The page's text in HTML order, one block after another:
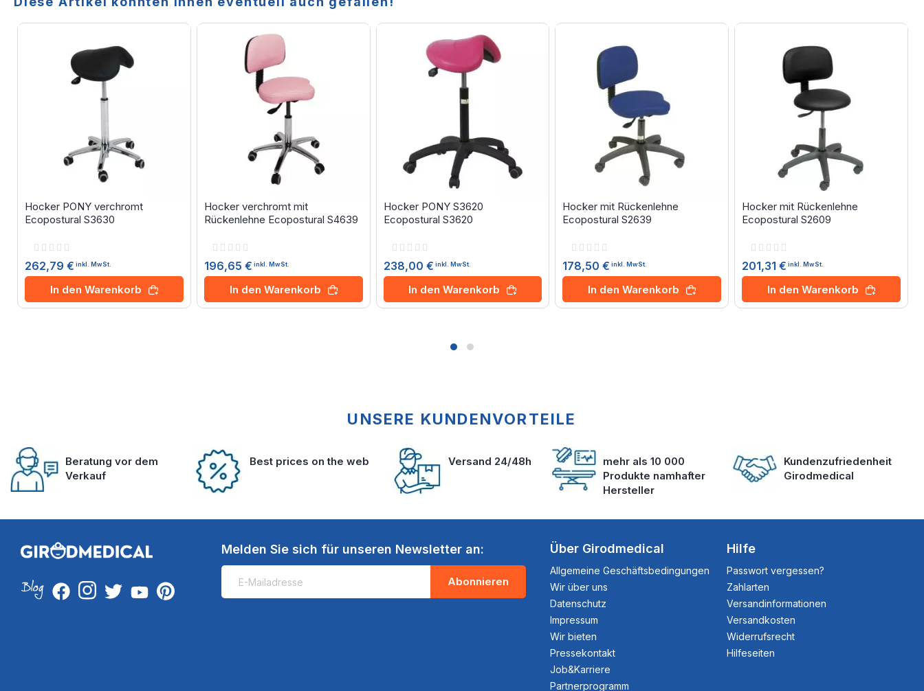
Hocker PONY verchromt
Ecopostural S3630
Rating:
262,79 € inkl. MwSt.
In den Warenkorb
Hocker verchromt mit
Rückenlehne Ecopostural S4639
Rating:
196,65 € inkl. MwSt.
In den Warenkorb
Hocker PONY S3620
Ecopostural S3620
Rating:
238,00 € inkl. MwSt.
In den Warenkorb
Hocker mit Rückenlehne
Ecopostural S2639
Rating:
178,50 € inkl. MwSt.
In den Warenkorb
Hocker mit Rückenlehne
Ecopostural S2609
Rating:
201,31 € inkl. MwSt.
In den Warenkorb
UNSERE KUNDENVORTEILE
Beratung vor dem
Verkauf
Best prices on the web Versand 24/48h
mehr als 10 000
Produkte namhafter
Hersteller
Kundenzufriedenheit
Girodmedical
Melden Sie sich für unseren Newsletter an:
Abonnieren
Über Girodmedical
Allgemeine Geschäftsbedingungen
Wir über uns
Datenschutz
Impressum
Wir bieten
Pressekontakt
Job&Karriere
Partnerprogramm
Hilfe
Passwort vergessen?
Zahlarten
Versandinformationen
Versandkosten
Widerrufsrecht
Hilfeseiten